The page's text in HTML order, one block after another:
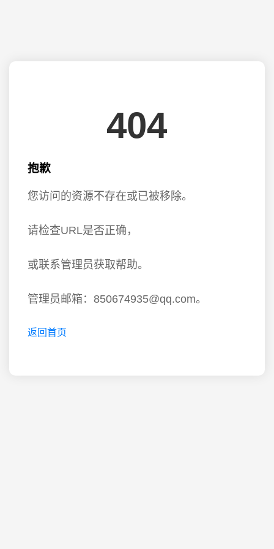
404
抱歉
您访问的资源不存在或已被移除。
请检查URL是否正确，
或联系管理员获取帮助。
管理员邮箱：850674935@qq.com。
返回首页